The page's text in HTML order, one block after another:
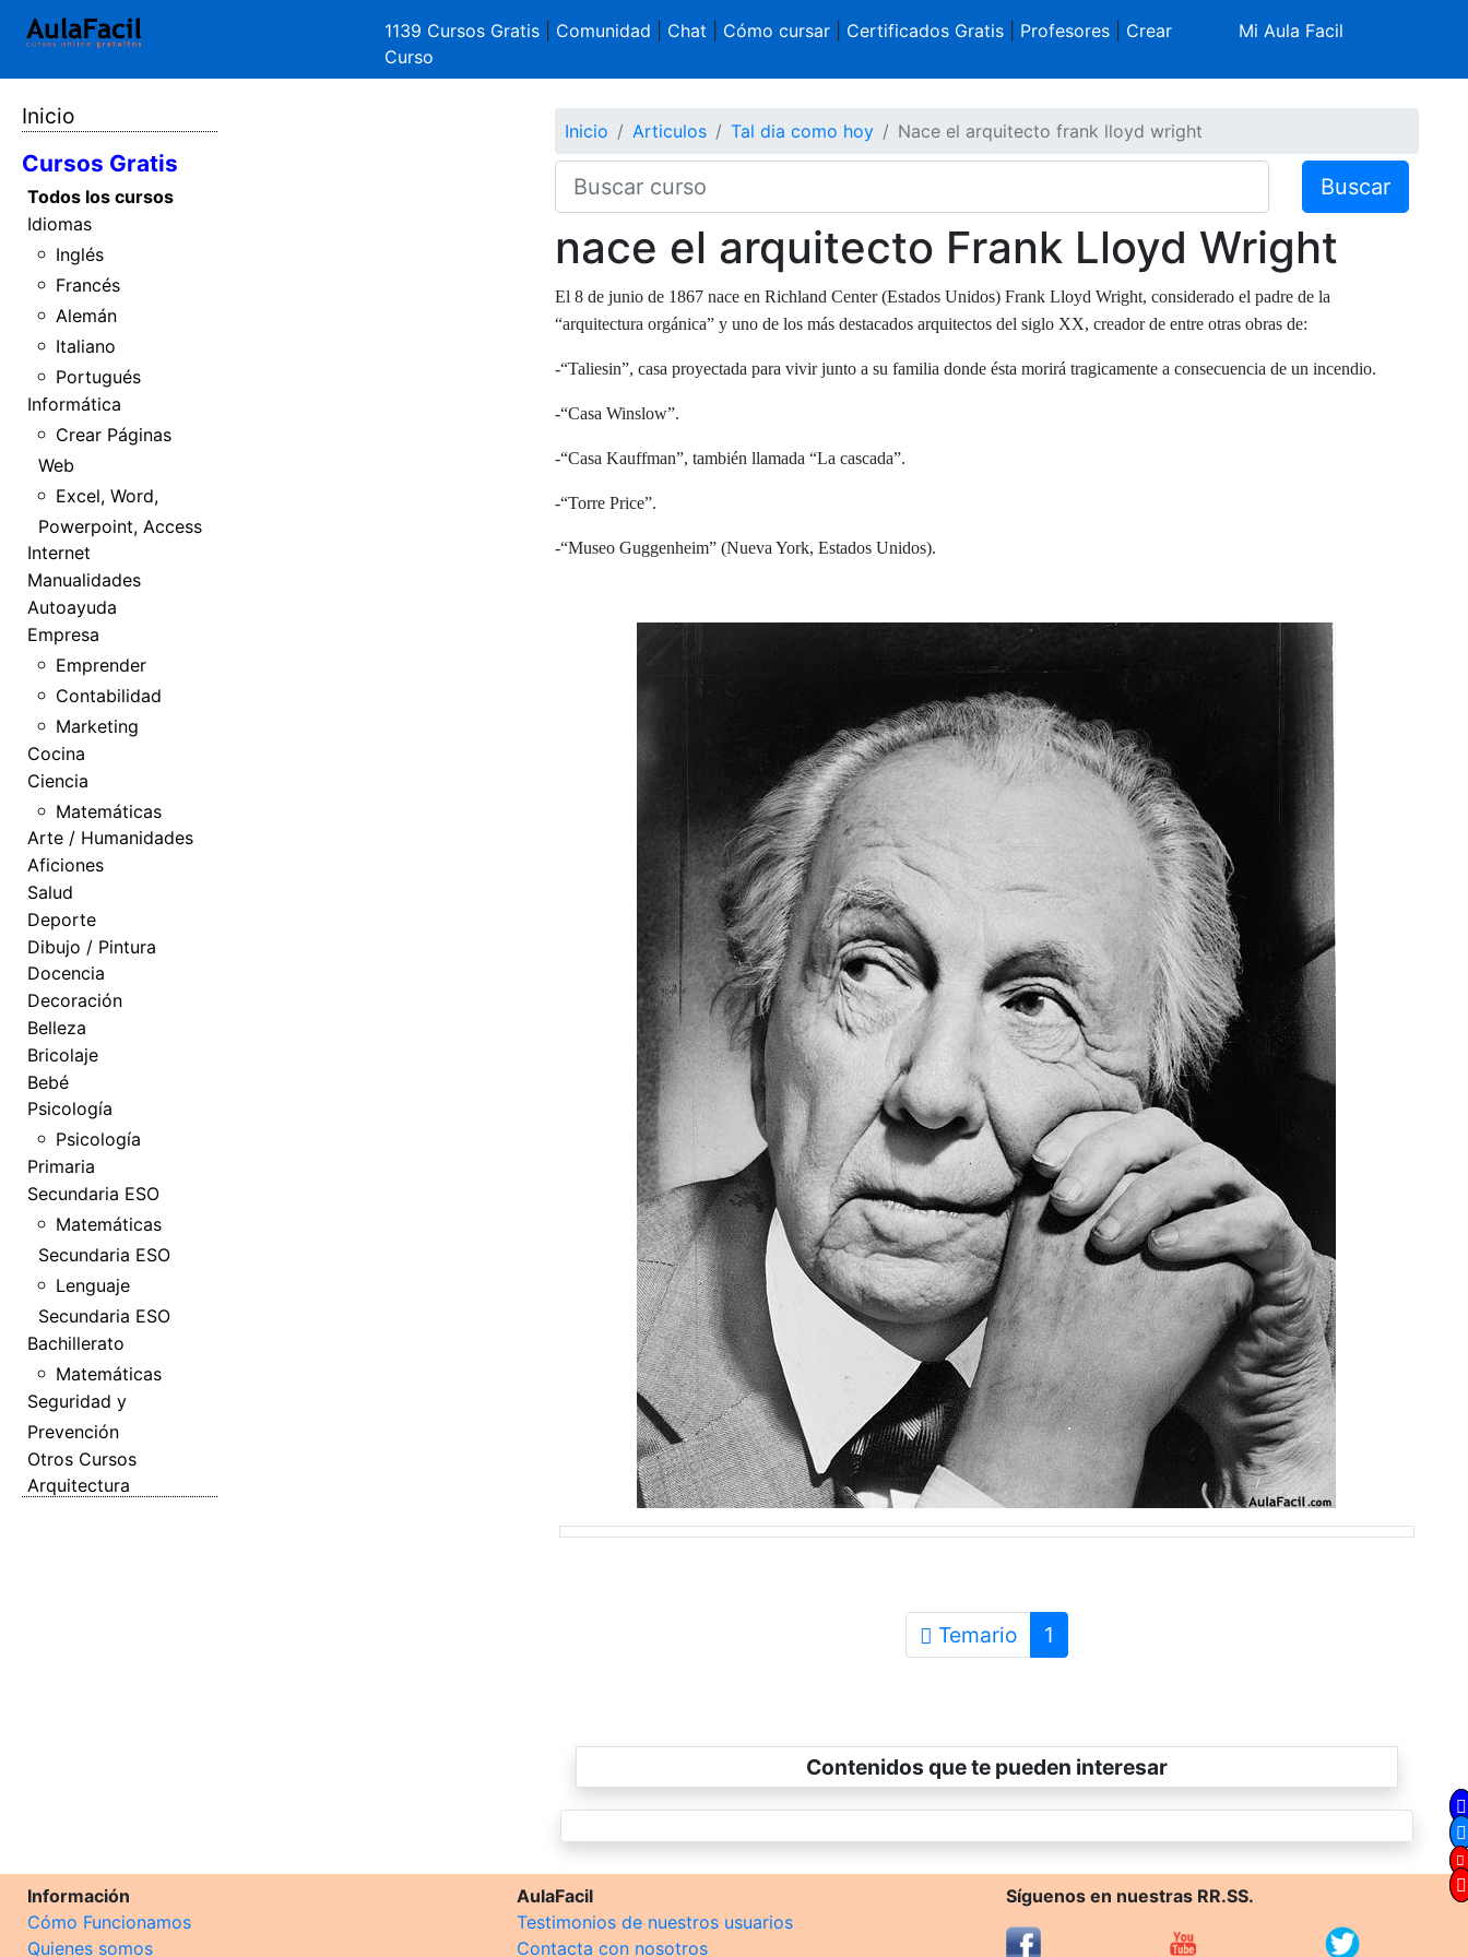
1139 Cursos Gratis Comunidad Chat Cómo cursar| Certificados Gratis| Profesores| Crear
Curso
Mi Aula Facil
Inicio
Cursos Gratis
Todos los cursos
Idiomas
Inglés
Francés
Alemán
Italiano
Portugués
Informática
Crear Páginas
Web
Excel, Word,
Powerpoint, Access
Internet
Manualidades
Autoayuda
Empresa
Emprender
Contabilidad
Marketing
Cocina
Ciencia
Matemáticas
Arte / Humanidades
Aficiones
Salud
Deporte
Dibujo / Pintura
Docencia
Decoración
Belleza
Bricolaje
Bebé
Psicología
Psicología
Primaria
Secundaria ESO
Matemáticas
Secundaria ESO
Lenguaje
Secundaria ESO
Bachillerato
Matemáticas
Seguridad y
Prevención
Otros Cursos
Arquitectura
Inicio Articulos Tal dia como hoy Nace el arquitecto frank lloyd wright
Buscar
nace el arquitecto Frank Lloyd Wright
El 8 de junio de 1867 nace en Richland Center (Estados Unidos) Frank Lloyd Wright, considerado el padre de la
“arquitectura orgánica” y uno de los más destacados arquitectos del siglo XX, creador de entre otras obras de:
-“Taliesin”, casa proyectada para vivir junto a su familia donde ésta morirá tragicamente a consecuencia de un incendio.
-“Casa Winslow”.
-“Casa Kauffman”, también llamada “La cascada”.
-“Torre Price”.
-“Museo Guggenheim” (Nueva York, Estados Unidos).
Temario 1
Contenidos que te pueden interesar
Información
Cómo Funcionamos
Quienes somos
AulaFacil
Testimonios de nuestros usuarios
Contacta con nosotros
Síguenos en nuestras RR.SS.